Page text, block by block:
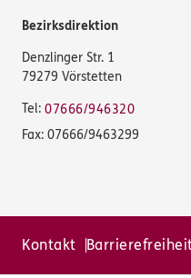
Bezirksdirektion
Denzlinger Str. 1
79279 Vörstetten
Tel: 07666/946320
Fax: 07666/9463299
Kontakt